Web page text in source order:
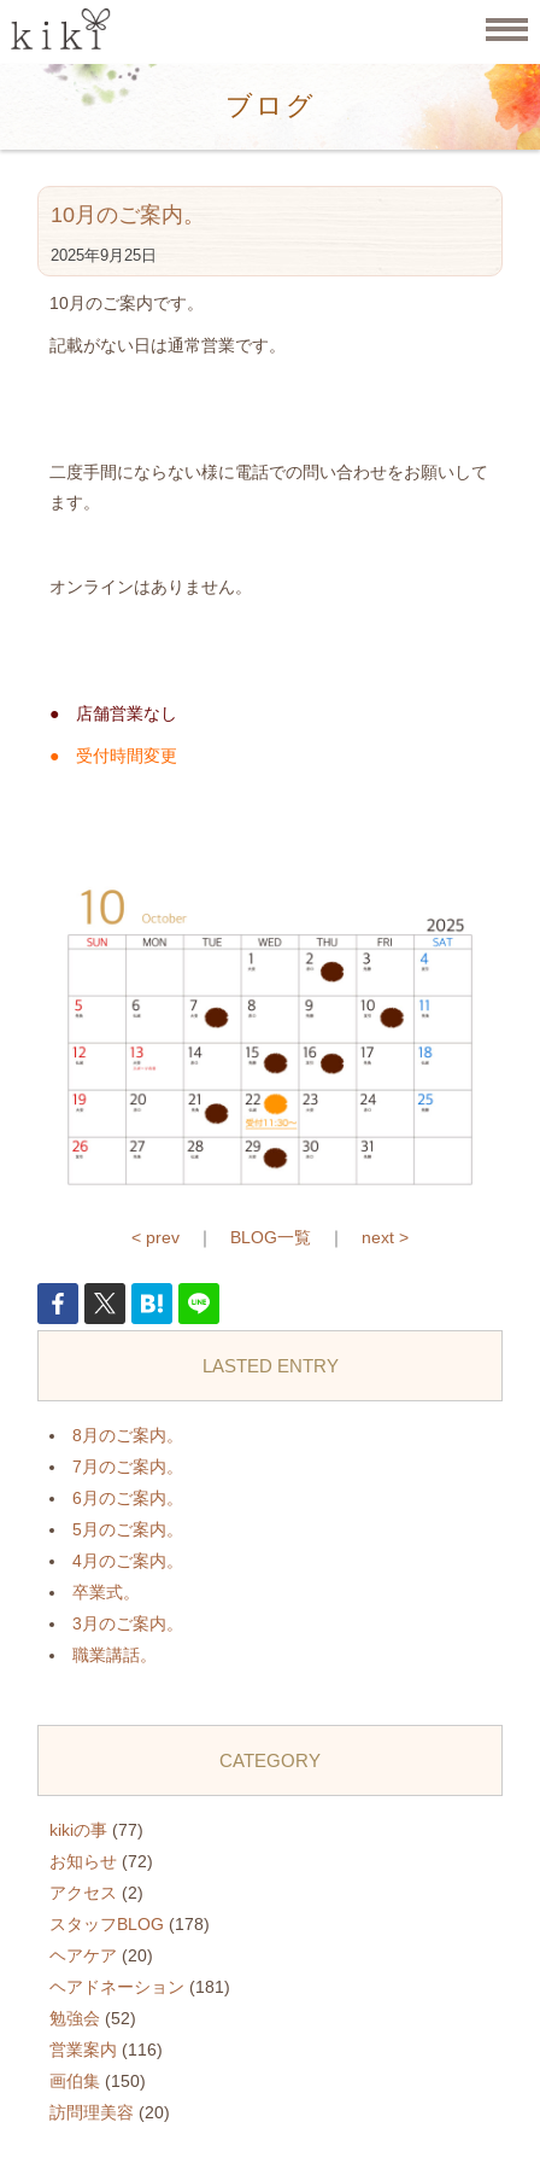
ブログ
10月のご案内。
2025年9月25日
10月のご案内です。
記載がない日は通常営業です。
二度手間にならない様に電話での問い合わせをお願いして
ます。
オンラインはありません。
● 店舗営業なし
● 受付時間変更
< prev ｜ BLOG一覧 ｜ next >
LASTED ENTRY
8月のご案内。
7月のご案内。
6月のご案内。
5月のご案内。
4月のご案内。
卒業式。
3月のご案内。
職業講話。
CATEGORY
kikiの事 (77)
お知らせ (72)
アクセス (2)
スタッフBLOG (178)
ヘアケア (20)
ヘアドネーション (181)
勉強会 (52)
営業案内 (116)
画伯集 (150)
訪問理美容 (20)